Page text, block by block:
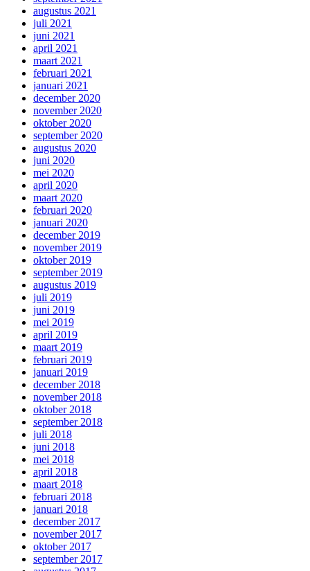
augustus 2021
juli 2021
juni 2021
april 2021
maart 2021
februari 2021
januari 2021
december 2020
november 2020
oktober 2020
september 2020
augustus 2020
juni 2020
mei 2020
april 2020
maart 2020
februari 2020
januari 2020
december 2019
november 2019
oktober 2019
september 2019
augustus 2019
juli 2019
juni 2019
mei 2019
april 2019
maart 2019
februari 2019
januari 2019
december 2018
november 2018
oktober 2018
september 2018
juli 2018
juni 2018
mei 2018
april 2018
maart 2018
februari 2018
januari 2018
december 2017
november 2017
oktober 2017
september 2017